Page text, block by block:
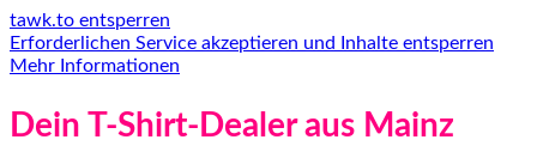
tawk.to entsperren
Erforderlichen Service akzeptieren und Inhalte entsperren
Mehr Informationen
Dein T-Shirt-Dealer aus Mainz